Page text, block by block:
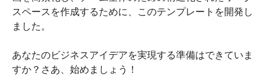
スペースを作成するために、このテンプレートを開発し
ました。
あなたのビジネスアイデアを実現する準備はできていま
すか？さあ、始めましょう！